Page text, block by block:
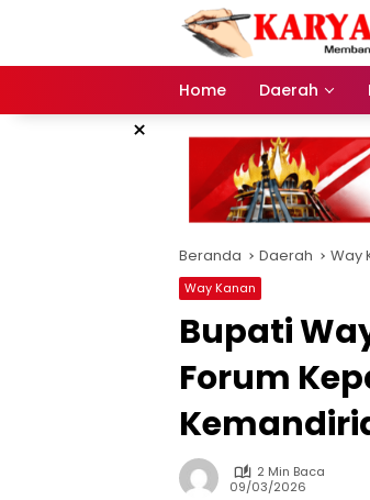
Home Daerah
×
Beranda Daerah Way
Way Kanan
Bupati
Forum
2 Min Baca
09/03/2026